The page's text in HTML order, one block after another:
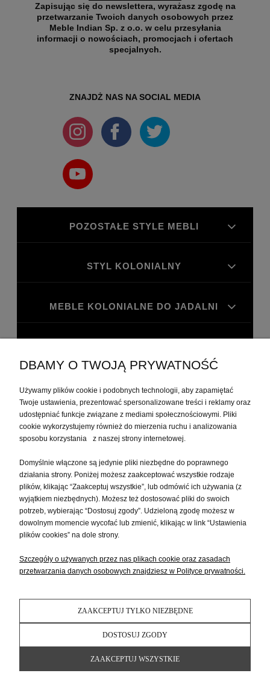
Zapisując się do newslettera, wyrażasz zgodę na
przetwarzanie Twoich danych osobowych przez
Meble Indian Sp. z o.o. w celu przesyłania
informacji o nowościach, promocjach i ofertach
specjalnych.
ZNAJDŻ NAS NA SOCIAL MEDIA
POZOSTAŁE STYLE MEBLI
STYL KOLONIALNY
MEBLE KOLONIALNE DO JADALNI
MOJE KONTO
PŁATNOŚCI I DOSTAWA
INFORMACJE
O NAS
POKAŻ PEŁNĄ WERSJĘ STRONY
DBAMY O TWOJĄ PRYWATNOŚĆ
Używamy plików cookie i podobnych technologii, aby zapamiętać
Twoje ustawienia, prezentować spersonalizowane treści i reklamy oraz
udostępniać funkcje związane z mediami społecznościowymi. Pliki
cookie wykorzystujemy również do mierzenia ruchu i analizowania
sposobu korzystania z naszej strony internetowej.
Domyślnie włączone są jedynie pliki niezbędne do poprawnego
działania strony. Poniżej możesz zaakceptować wszystkie rodzaje
plików, klikając “Zaakceptuj wszystkie”, lub odmówić ich używania (z
wyjątkiem niezbędnych). Możesz też dostosować pliki do swoich
potrzeb, wybierając “Dostosuj zgody”. Udzieloną zgodę możesz w
dowolnym momencie wycofać lub zmienić, klikając w link “Ustawienia
plików cookies” na dole strony.
Szczegóły o używanych przez nas plikach cookie oraz zasadach
przetwarzania danych osobowych znajdziesz w Polityce prywatności.
ZAAKCEPTUJ TYLKO NIEZBĘDNE
DOSTOSUJ ZGODY
ZAAKCEPTUJ WSZYSTKIE